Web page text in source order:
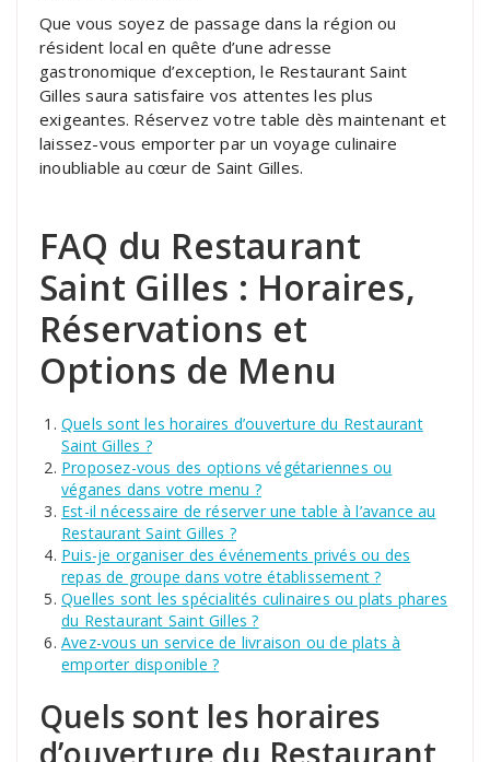
Que vous soyez de passage dans la région ou
résident local en quête d’une adresse
gastronomique d’exception, le Restaurant Saint
Gilles saura satisfaire vos attentes les plus
exigeantes. Réservez votre table dès maintenant et
laissez-vous emporter par un voyage culinaire
inoubliable au cœur de Saint Gilles.
FAQ du Restaurant
Saint Gilles : Horaires,
Réservations et
Options de Menu
Quels sont les horaires d’ouverture du Restaurant
Saint Gilles ?
Proposez-vous des options végétariennes ou
véganes dans votre menu ?
Est-il nécessaire de réserver une table à l’avance au
Restaurant Saint Gilles ?
Puis-je organiser des événements privés ou des
repas de groupe dans votre établissement ?
Quelles sont les spécialités culinaires ou plats phares
du Restaurant Saint Gilles ?
Avez-vous un service de livraison ou de plats à
emporter disponible ?
Quels sont les horaires
d’ouverture du Restaurant